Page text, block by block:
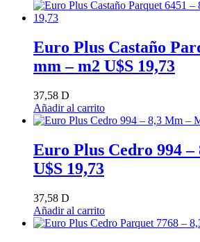
Euro Plus Castaño
mm – m2 U$S 19,73
37,58 D
Añadir al carrito
Euro Plus Cedro 994 –
U$S 19,73
37,58 D
Añadir al carrito